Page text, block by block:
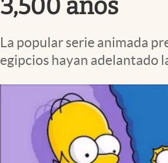
Lifestyle
3,500 años
La popular serie animada
egipcios hayan adelantado